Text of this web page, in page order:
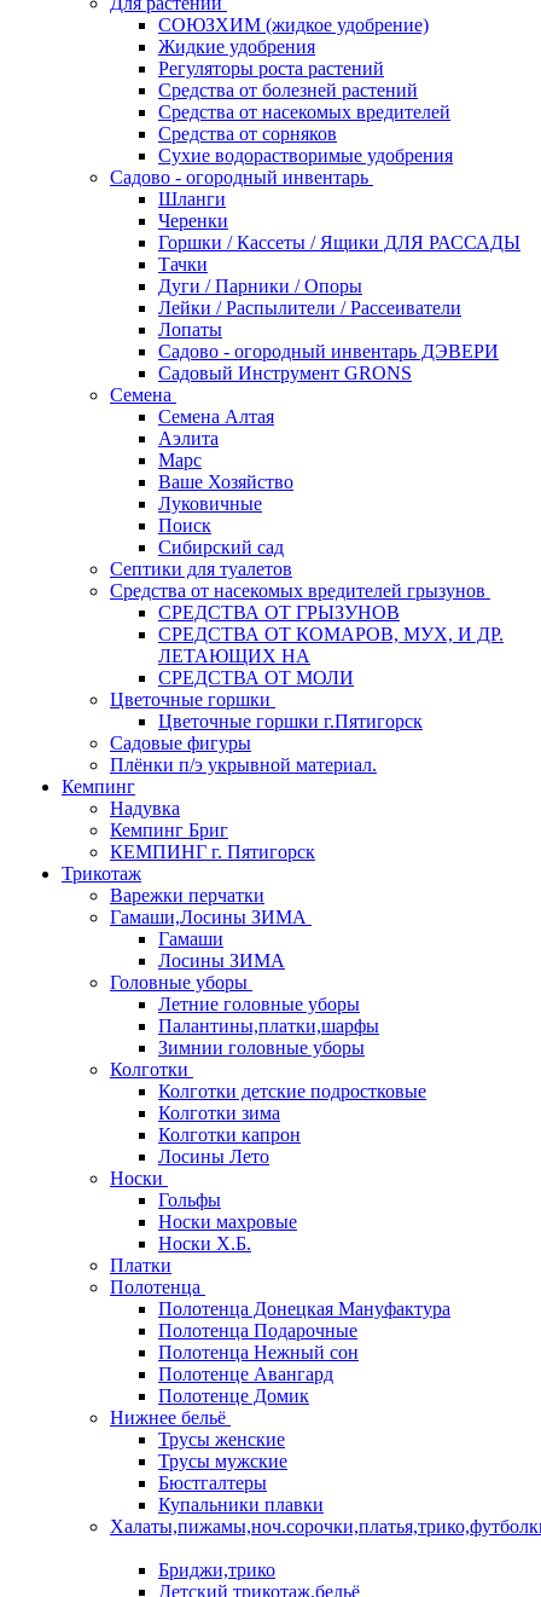
СОЮЗХИМ (жидкое удобрение)
Жидкие удобрения
Регуляторы роста растений
Средства от болезней растений
Средства от насекомых вредителей
Средства от сорняков
Сухие водорастворимые удобрения
Садово - огородный инвентарь
Шланги
Черенки
Горшки / Кассеты / Ящики ДЛЯ РАССАДЫ
Тачки
Дуги / Парники / Опоры
Лейки / Распылители / Рассеиватели
Лопаты
Садово - огородный инвентарь ДЭВЕРИ
Садовый Инструмент GRONS
Семена
Семена Алтая
Аэлита
Марс
Ваше Хозяйство
Луковичные
Поиск
Сибирский сад
Септики для туалетов
Средства от насекомых вредителей грызунов
СPEДСТВА ОТ ГРЫЗУНОВ
СРЕДСТВА ОТ КОМАРОВ, МУХ, И ДР.
ЛЕТАЮЩИХ НА
СРЕДСТВА ОТ МОЛИ
Цветочные горшки
Цветочные горшки г.Пятигорск
Садовые фигуры
Плёнки п/э укрывной материал.
Кемпинг
Надувка
Кемпинг Бриг
КЕМПИНГ г. Пятигорск
Трикотаж
Варежки перчатки
Гамаши,Лосины ЗИМА
Гамаши
Лосины ЗИМА
Головные уборы
Летние головные уборы
Палантины,платки,шарфы
Зимнии головные уборы
Колготки
Колготки детские подростковые
Колготки зима
Колготки капрон
Лосины Лето
Носки
Гольфы
Носки махровые
Носки Х.Б.
Платки
Полотенца
Полотенца Донецкая Мануфактура
Полотенца Подарочные
Полотенца Нежный сон
Полотенце Авангард
Полотенце Домик
Нижнее бельё
Трусы женские
Трусы мужские
Бюстгалтеры
Купальники плавки
Бриджи,трико
Детский трикотаж,бельё